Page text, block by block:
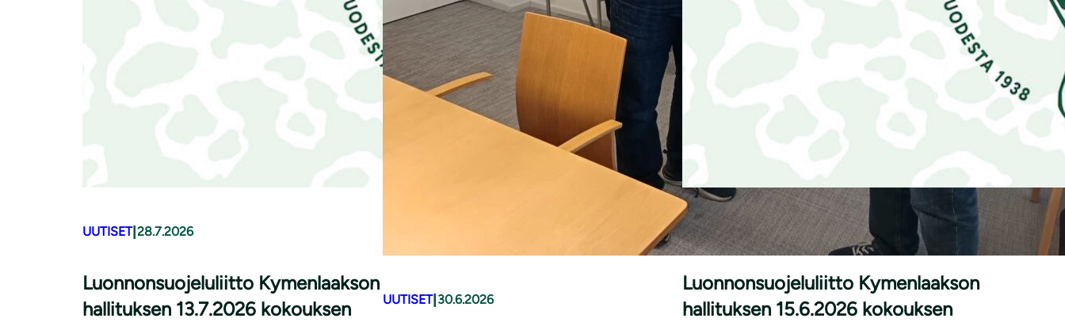
UUTISET| 28.7.2026
Luonnonsuojeluliitto Kymenlaakson
hallituksen 13.7.2026 kokouksen
UUTISET| 30.6.2026
UUTISET 17.6.2026
Luonnonsuojeluliitto Kymenlaakson
hallituksen 15.6.2026 kokouksen